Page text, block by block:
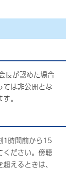
長が認めた場合
ては非公開とな
。
1時間前から15
ください。傍聴
えるときは、